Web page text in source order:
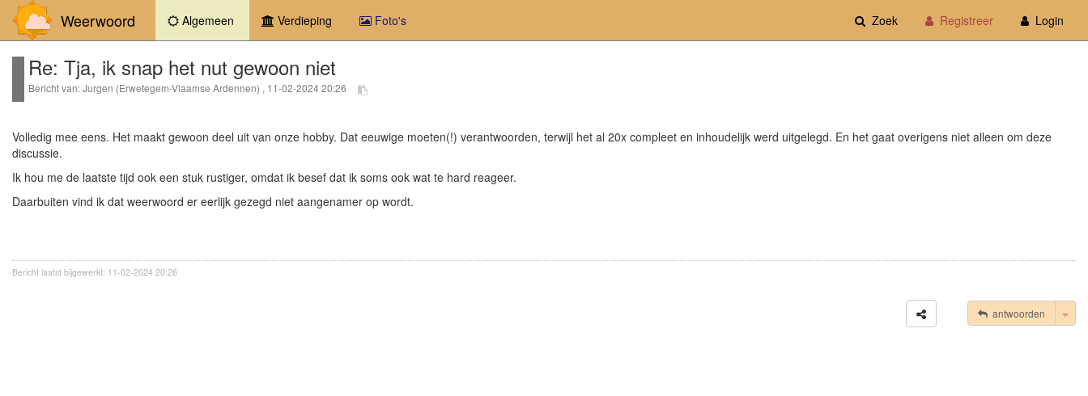
Weerwoord Algemeen (current)Verdieping Foto's Zoek Registreer Login
Re: Tja, ik snap het nut gewoon niet
Bericht van: Jurgen (Erwetegem-Vlaamse Ardennen) , 11-02-2024 20:26
Volledig mee eens. Het maakt gewoon deel uit van onze hobby. Dat eeuwige moeten(!) verantwoorden, terwijl het al 20x compleet en inhoudelijk werd uitgelegd. En het gaat overigens niet alleen om deze
discussie.
Ik hou me de laatste tijd ook een stuk rustiger, omdat ik besef dat ik soms ook wat te hard reageer.
Daarbuiten vind ik dat weerwoord er eerlijk gezegd niet aangenamer op wordt.
Bericht laatst bijgewerkt: 11-02-2024 20:26
antwoorden